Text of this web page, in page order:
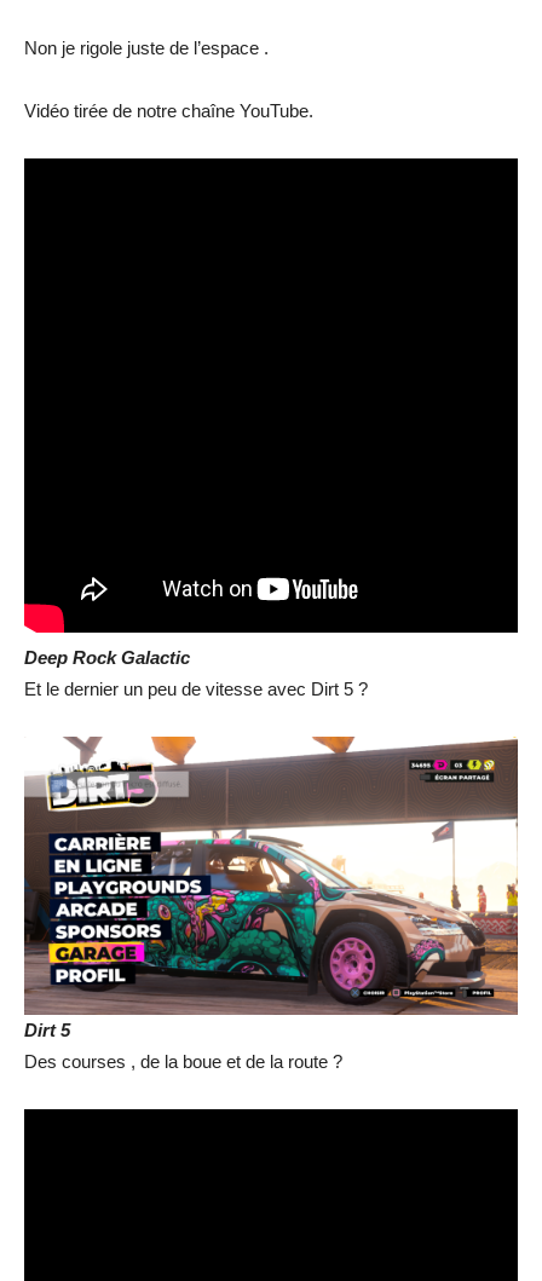
Non je rigole juste de l’espace .
Vidéo tirée de notre chaîne YouTube.
Deep Rock Galactic
Et le dernier un peu de vitesse avec Dirt 5 ?
Dirt 5
Des courses , de la boue et de la route ?